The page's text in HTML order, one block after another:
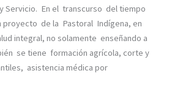
Servicio. En el transcurso del tiempo
proyecto de la Pastoral Indígena, en
integral, no solamente enseñando a
se tiene formación agrícola, corte y
asistencia médica por